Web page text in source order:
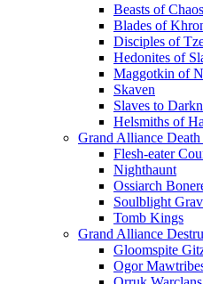
Beasts of Chaos
Blades of
Disciples of
Hedonites of
Maggotkin of
Skaven
Slaves to
Helsmiths of
Grand Alliance Death
Flesh-eater
Nighthaunt
Ossiarch
Soulblight
Tomb Kings
Grand Alliance
Gloomspite
Ogor